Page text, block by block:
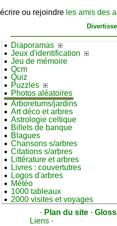
écrire ou rejoindre les amis des
Diaporamas
Jeux d'identification
Jeu de mémoire
Qcm
Quiz
Puzzles
Photos aléatoires
Arboretums/jardins
Art déco et arbres
Astrologie celtique
Billets de banque
Blagues
Chansons s/arbres
Citations s/arbres
Littérature et arbres
Livres : couvertutres
Logos d'arbres
Météo
1000 tableaux
2000 visites et voyages
· Plan du site ·
Liens ·